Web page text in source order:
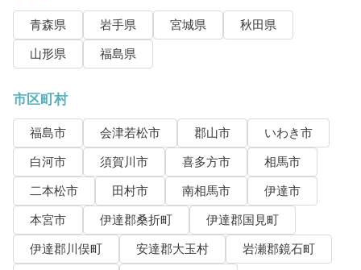
青森県 岩手県 宮城県
秋田県
山形県
福島県
市区町村
福島市 会津若松市 郡山市
いわき市
白河市
須賀川市 喜多方市
相馬市
二本松市
田村市 南相馬市
伊達市
本宮市
伊達郡桑折町
伊達郡国見町
伊達郡川俣町
安達郡大玉村
岩瀬郡鏡石町